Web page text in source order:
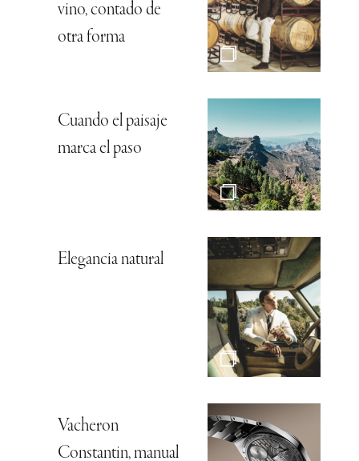
vino, contado de
otra forma
Cuando el paisaje
marca el paso
Elegancia natural
Vacheron
Constantin, manual